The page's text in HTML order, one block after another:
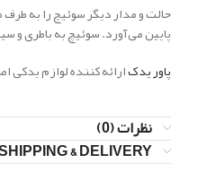
حالت و مدار دیگر سوئیچ را به
پایین می‌آورد. سوئیچ به باطری
پاور یدکارائه کننده لوازم یدکی
نظرات (0)
& DELIVERY